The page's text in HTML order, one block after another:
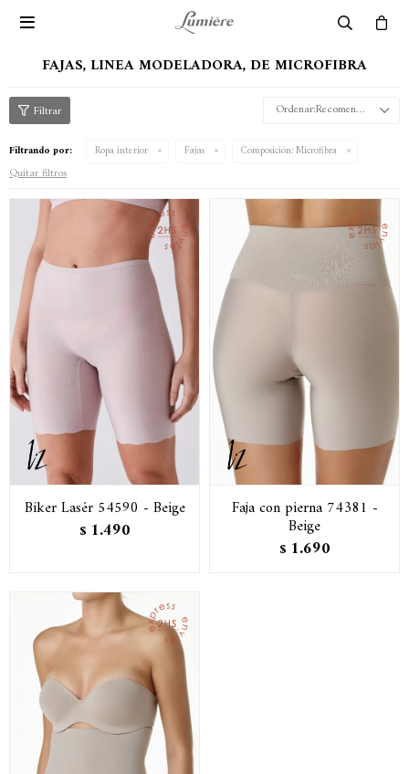

FAJAS, LINEA MODELADORA, DE MICROFIBRA
Recomendados
Filtrando por: Ropa interior Fajas Composición:Microfibra
Quitar filtros
Biker Lasér 54590 - Beige
$ 1.490
Faja con pierna 74381 -
Beige
$ 1.690